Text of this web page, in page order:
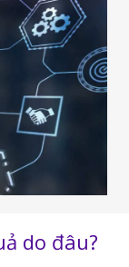
do đâu?